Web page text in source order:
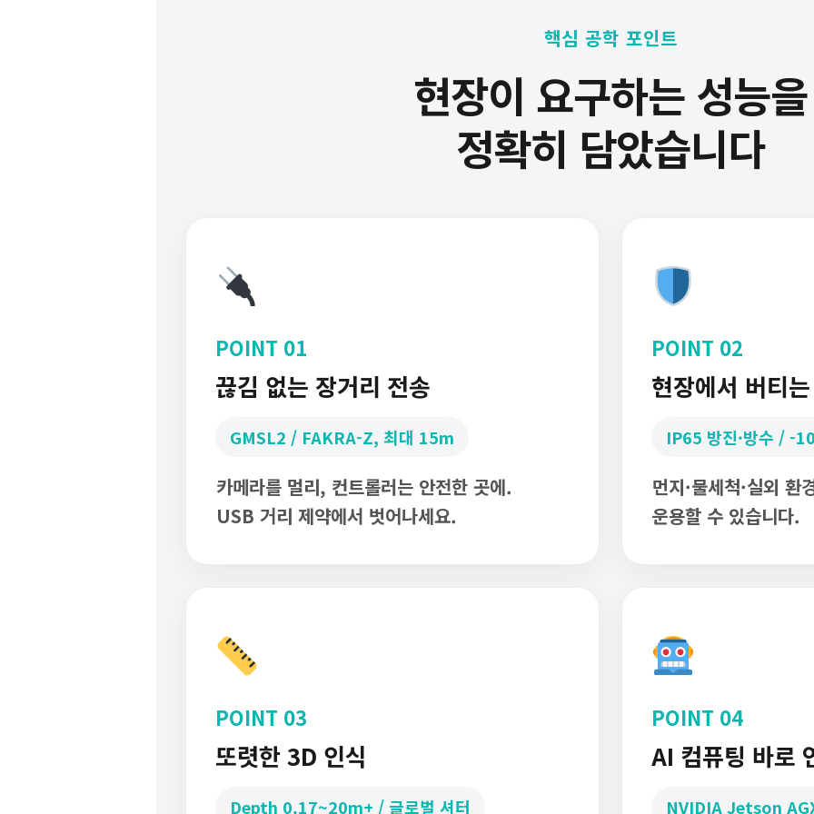
핵심 공학 포인트
현장이 요구하는 성능을
정확히 담았습니다
POINT 01
끊김 없는 장거리 전송
GMSL2 / FAKRA-Z, 최대 15m
카메라를 멀리, 컨트롤러는 안전한 곳에.
USB 거리 제약에서 벗어나세요.
POINT 02
현장에서 버티
IP65 방진·방수 / -
먼지·물세척·실외 환
운용할 수 있습니다.
POINT 03
또렷한 3D 인식
Depth 0.17~20m+ / 글로벌 셔터
POINT 04
AI 컴퓨팅 바로
NVIDIA Jetson